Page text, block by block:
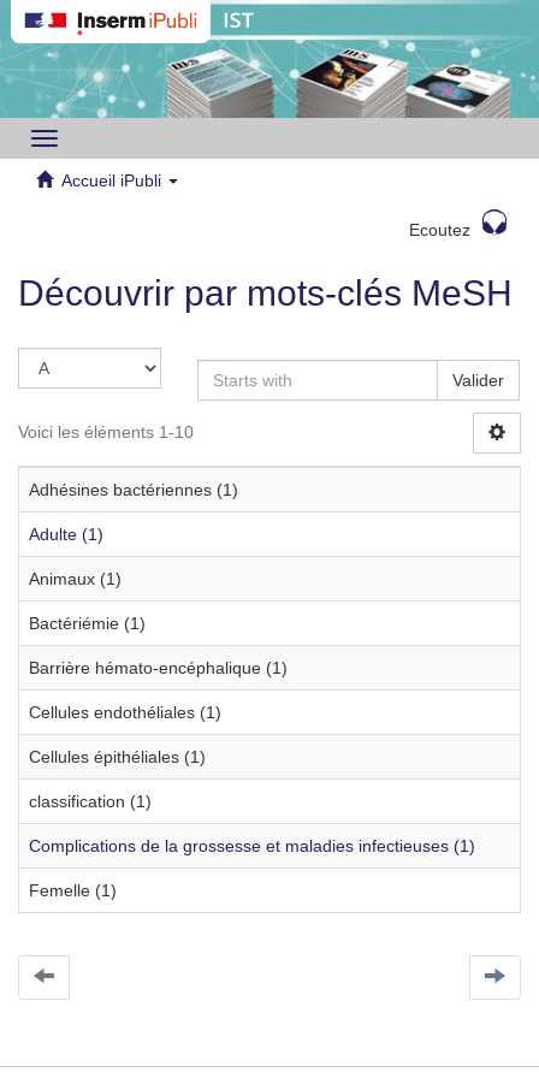
Toggle
navigation
Accueil iPubli
Ecoutez
Découvrir par mots-clés MeSH
Valider
Voici les éléments 1-10
Adhésines bactériennes (1)
Adulte (1)
Animaux (1)
Bactériémie (1)
Barrière hémato-encéphalique (1)
Cellules endothéliales (1)
Cellules épithéliales (1)
classification (1)
Complications de la grossesse et maladies infectieuses (1)
Femelle (1)